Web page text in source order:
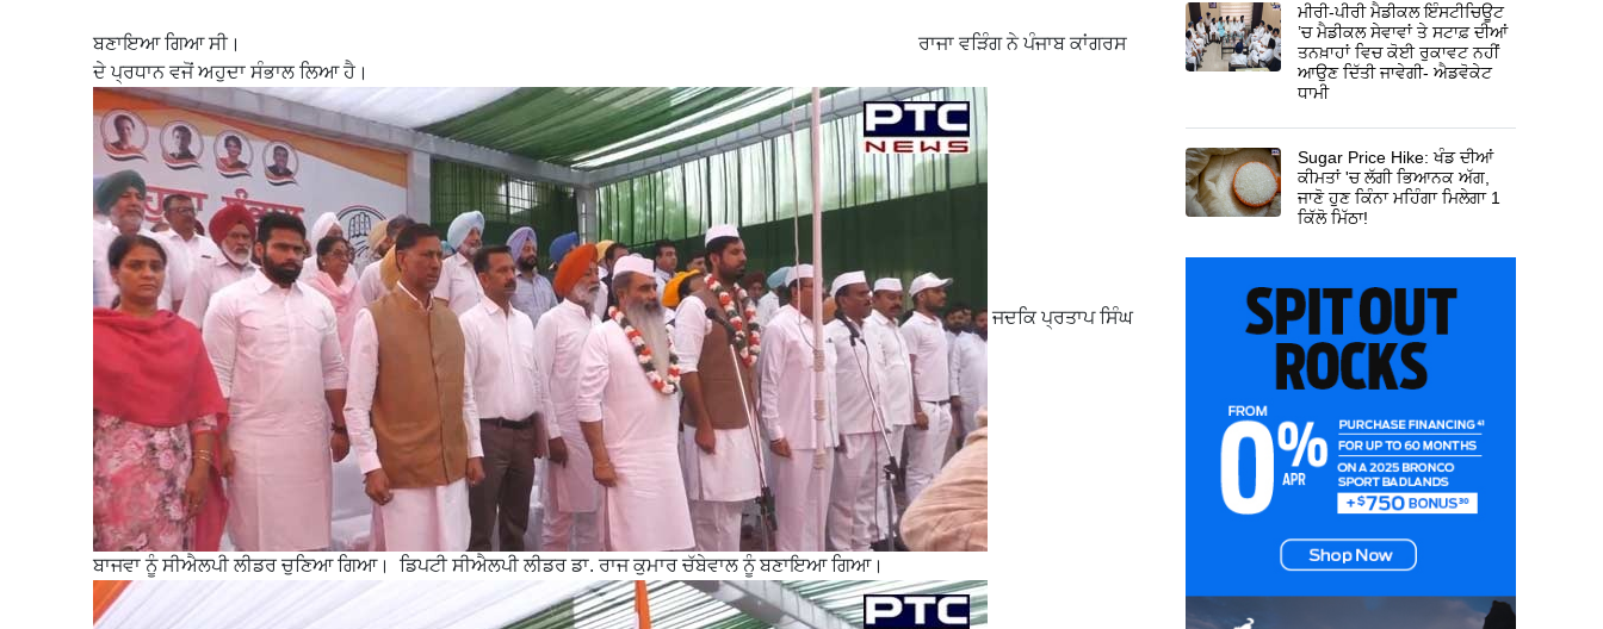
ਬਣਾਇਆ ਗਿਆ ਸੀ।
ਰਾਜਾ ਵੜਿੰਗ ਨੇ ਪੰਜਾਬ ਕਾਂਗਰਸ
ਦੇ ਪ੍ਰਧਾਨ ਵਜੋਂ ਅਹੁਦਾ ਸੰਭਾਲ ਲਿਆ ਹੈ।
ਜਦਕਿ ਪ੍ਰਤਾਪ ਸਿੰਘ
ਬਾਜਵਾ ਨੂੰ ਸੀਐਲਪੀ ਲੀਡਰ ਚੁਣਿਆ ਗਿਆ। ਡਿਪਟੀ ਸੀਐਲਪੀ ਲੀਡਰ ਡਾ. ਰਾਜ ਕੁਮਾਰ ਚੱਬੇਵਾਲ ਨੂੰ ਬਣਾਇਆ ਗਿਆ।
ਮੀਰੀ-ਪੀਰੀ ਮੈਡੀਕਲ ਇੰਸਟੀਚਿਊਟ
’ਚ ਮੈਡੀਕਲ ਸੇਵਾਵਾਂ ਤੇ ਸਟਾਫ਼ ਦੀਆਂ
ਤਨਖ਼ਾਹਾਂ ਵਿਚ ਕੋਈ ਰੁਕਾਵਟ ਨਹੀਂ
ਆਉਣ ਦਿੱਤੀ ਜਾਵੇਗੀ- ਐਡਵੋਕੇਟ
ਧਾਮੀ
Sugar Price Hike: ਖੰਡ ਦੀਆਂ
ਕੀਮਤਾਂ 'ਚ ਲੱਗੀ ਭਿਆਨਕ ਅੱਗ,
ਜਾਣੋ ਹੁਣ ਕਿੰਨਾ ਮਹਿੰਗਾ ਮਿਲੇਗਾ 1
ਕਿੱਲੋ ਮਿੱਠਾ!